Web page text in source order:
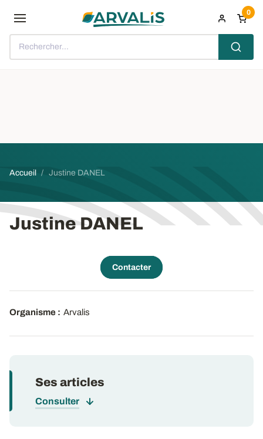
Rechercher...
0
Fil d'Ariane
Accueil Justine DANEL
Justine DANEL
Contacter
Organisme : Arvalis
Ses articles
Consulter